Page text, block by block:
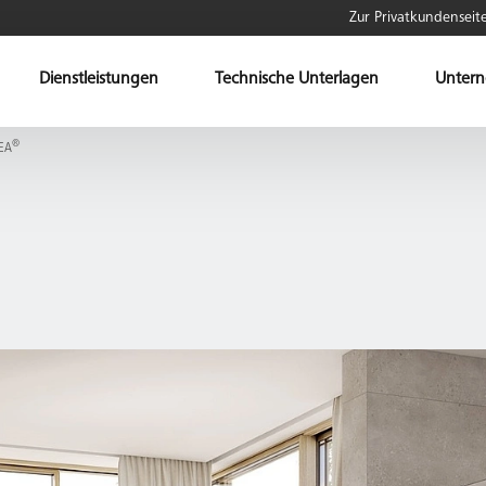
Zur
Dienstleistungen Technische Unterlagen
®